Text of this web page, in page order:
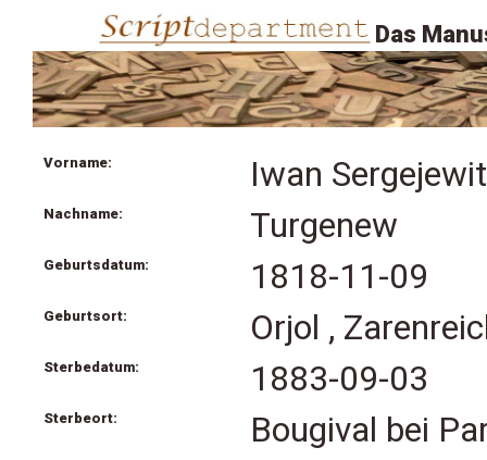
Das
Vorname: Iwan
Nachname: Turgenew
Geburtsdatum: 1818-11-09
Geburtsort: Orjol ,
Sterbedatum: 1883-09-03
Sterbeort: Bougival bei